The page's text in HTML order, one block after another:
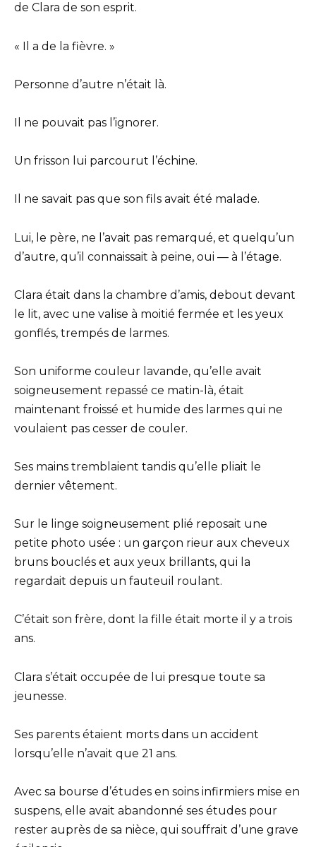
de Clara de son esprit.
« Il a de la fièvre. »
Personne d’autre n’était là.
Il ne pouvait pas l’ignorer.
Un frisson lui parcourut l’échine.
Il ne savait pas que son fils avait été malade.
Lui, le père, ne l’avait pas remarqué, et quelqu’un
d’autre, qu’il connaissait à peine, oui — à l’étage.
Clara était dans la chambre d’amis, debout devant
le lit, avec une valise à moitié fermée et les yeux
gonflés, trempés de larmes.
Son uniforme couleur lavande, qu’elle avait
soigneusement repassé ce matin-là, était
maintenant froissé et humide des larmes qui ne
voulaient pas cesser de couler.
Ses mains tremblaient tandis qu’elle pliait le
dernier vêtement.
Sur le linge soigneusement plié reposait une
petite photo usée : un garçon rieur aux cheveux
bruns bouclés et aux yeux brillants, qui la
regardait depuis un fauteuil roulant.
C’était son frère, dont la fille était morte il y a trois
ans.
Clara s’était occupée de lui presque toute sa
jeunesse.
Ses parents étaient morts dans un accident
lorsqu’elle n’avait que 21 ans.
Avec sa bourse d’études en soins infirmiers mise en
suspens, elle avait abandonné ses études pour
rester auprès de sa nièce, qui souffrait d’une grave